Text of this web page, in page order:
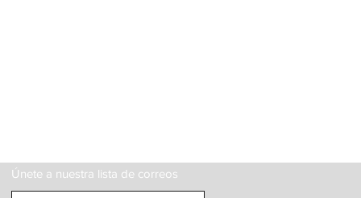
Únete a nuestra lista de correos